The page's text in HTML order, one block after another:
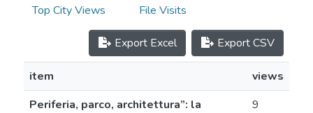
Top City Views
File Visits
Export Excel Export CSV
item
views
Periferia, parco, architettura”: la
9